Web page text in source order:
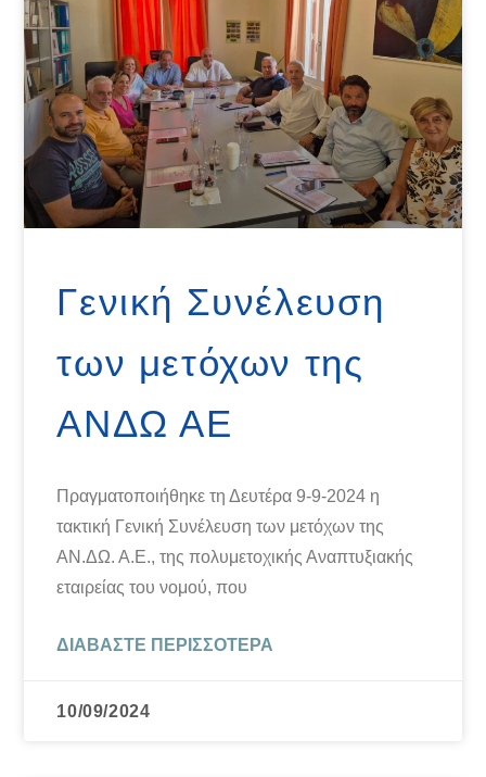
Γενική Συνέλευση
των μετόχων της
ΑΝΔΩ ΑΕ
Πραγματοποιήθηκε τη Δευτέρα 9-9-2024 η
τακτική Γενική Συνέλευση των μετόχων της
ΑΝ.ΔΩ. Α.Ε., της πολυμετοχικής Αναπτυξιακής
εταιρείας του νομού, που
ΔΙΑΒΆΣΤΕ ΠΕΡΙΣΣΌΤΕΡΑ
10/09/2024